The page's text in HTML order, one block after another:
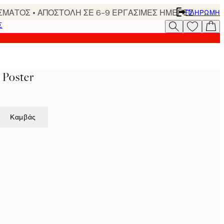
• ΑΠΟΣΤΟΛΗ ΣΕ 6-9 ΕΡΓΑΣΙΜΕΣ ΗΜΕΡΕΣΠΛΗΡΩΜΉ
Καμβάς